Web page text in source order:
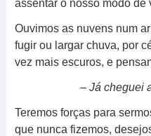
assentar o nosso modo de
Ouvimos as nuvens num
fugir ou largar chuva, por
vez mais escuros, e
– Já cheguei
Teremos forças para
que nunca fizemos,